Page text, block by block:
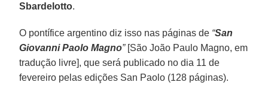
Sbardelotto.
O pontífice argentino diz isso nas páginas de “San
Giovanni Paolo Magno” [São João Paulo Magno, em
tradução livre], que será publicado no dia 11 de
fevereiro pelas edições San Paolo (128 páginas).